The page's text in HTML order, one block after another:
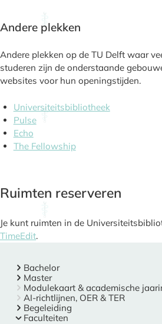
Andere plekken
Andere plekken op de TU Delft waar
studeren zijn de onderstaande
websites voor hun openingstijden.
Universiteitsbibliotheek
Pulse
Echo
The Fellowship
Ruimten reserveren
Je kunt ruimten in de
TimeEdit.
Bachelor
Master
Modulekaart & academische
AI-richtlijnen, OER & TER
Begeleiding
Faculteiten